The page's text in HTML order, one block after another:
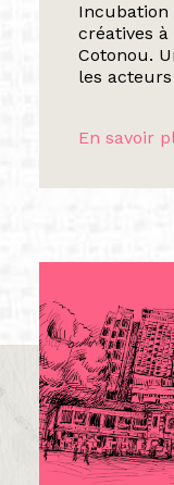
Incubation
créatives à
Cotonou.
les
En savoir